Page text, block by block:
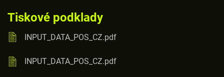
Tiskové podklady
INPUT_DATA_POS_CZ.pdf
INPUT_DATA_POS_CZ.pdf